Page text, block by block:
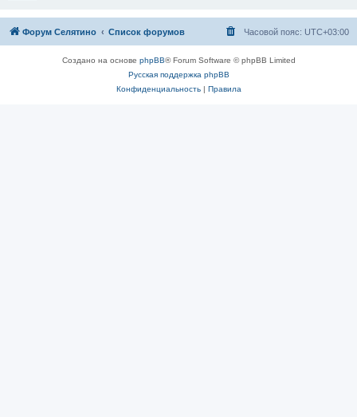
Форум Селятино Список форумов Часовой пояс: UTC+03:00
Создано на основе phpBB® Forum Software © phpBB Limited
Русская поддержка phpBB
Конфиденциальность| Правила